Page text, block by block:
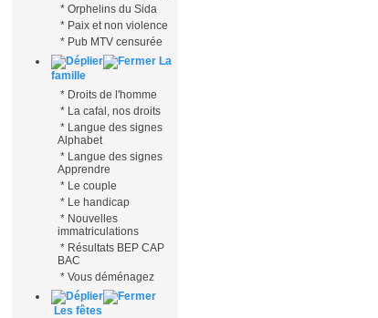
* Orphelins du Sida
* Paix et non violence
* Pub MTV censurée
La
famille
* Droits de l'homme
* La cafal, nos droits
* Langue des signes
Alphabet
* Langue des signes
Apprendre
* Le couple
* Le handicap
* Nouvelles
immatriculations
* Résultats BEP CAP
BAC
* Vous déménagez
Les fêtes